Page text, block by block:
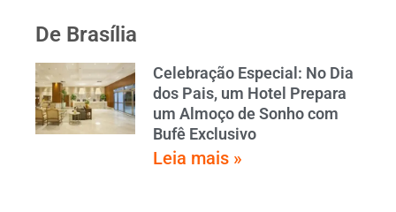
De Brasília
Celebração Especial: No Dia
dos Pais, um Hotel Prepara
um Almoço de Sonho com
Bufê Exclusivo
Leia mais »